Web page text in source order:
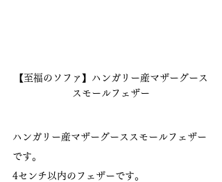
【至福のソファ】ハンガリー産マザーグース
スモールフェザー
ハンガリー産マザーグーススモールフェザー
です。
4センチ以内のフェザーです。